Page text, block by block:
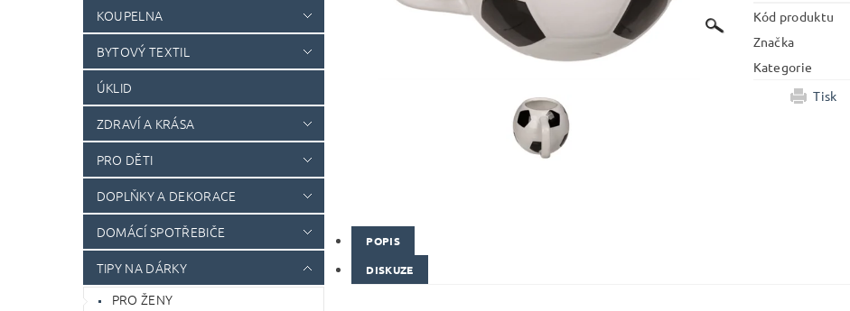
KOUPELNA
BYTOVÝ TEXTIL
ÚKLID
ZDRAVÍ A KRÁSA
PRO DĚTI
DOPLŇKY A DEKORACE
DOMÁCÍ SPOTŘEBIČE
TIPY NA DÁRKY
PRO ŽENY
Kód produktu
Značka
Kategorie
Tisk
POPIS
DISKUZE